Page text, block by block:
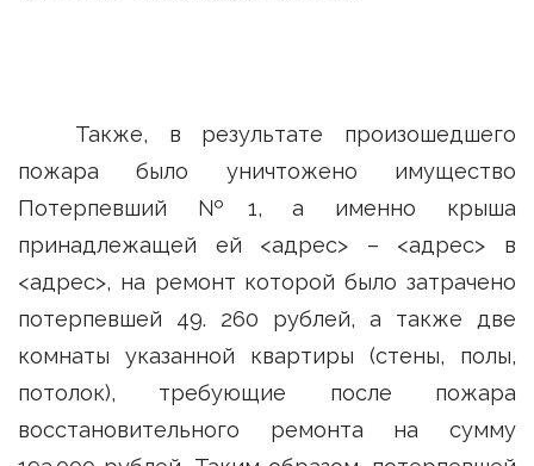
Также, в результате произошедшего
пожара было уничтожено имущество
Потерпевший №1, а именно крыша
принадлежащей ей <адрес> – <адрес> в
<адрес>, на ремонт которой было затрачено
потерпевшей 49. 260 рублей, а также две
комнаты указанной квартиры (стены, полы,
потолок), требующие после пожара
восстановительного ремонта на сумму